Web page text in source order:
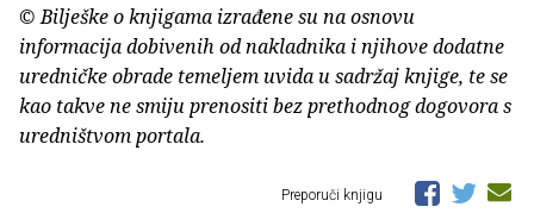
© Bilješke o knjigama izrađene su na osnovu
informacija dobivenih od nakladnika i njihove dodatne
uredničke obrade temeljem uvida u sadržaj knjige, te se
kao takve ne smiju prenositi bez prethodnog dogovora s
uredništvom portala.
Preporuči knjigu